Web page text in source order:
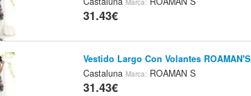
Marca:
31.43€
Vestido Largo Con Volantes ROAMAN'S
Castaluna Marca: ROAMAN S
31.43€